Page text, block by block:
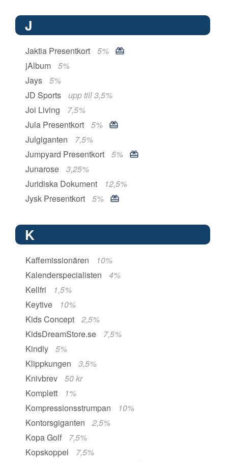
J
Jaktia Presentkort
5%
jAlbum
5%
Jays
5%
JD Sports
upp till 3,5%
Joi Living
7,5%
Jula Presentkort
5%
Julgiganten
7,5%
Jumpyard Presentkort
5%
Junarose
3,25%
Juridiska Dokument
12,5%
Jysk Presentkort
5%
K
Kaffemissionären
10%
Kalenderspecialisten
4%
Kellfri
1,5%
Keytive
10%
Kids Concept
2,5%
KidsDreamStore.se
7,5%
Kindly
5%
Klippkungen
3,5%
Knivbrev
50 kr
Komplett
1%
Kompressionsstrumpan
10%
Kontorsgiganten
2,5%
Kopa Golf
7,5%
Kopskoppel
7,5%